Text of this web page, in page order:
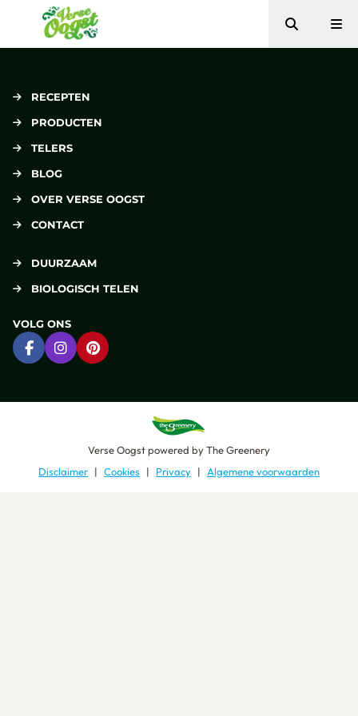
Verse Oogst
Zoeken
RECEPTEN
PRODUCTEN
TELERS
BLOG
OVER VERSE OOGST
CONTACT
DUURZAAM
BIOLOGISCH TELEN
VOLG ONS
Ga naar Facebook
Ga naar Instagram
Ga naar Pinterest
Verse Oogstpowered byThe Greenery
Disclaimer
Cookies Privacy Algemene voorwaarden